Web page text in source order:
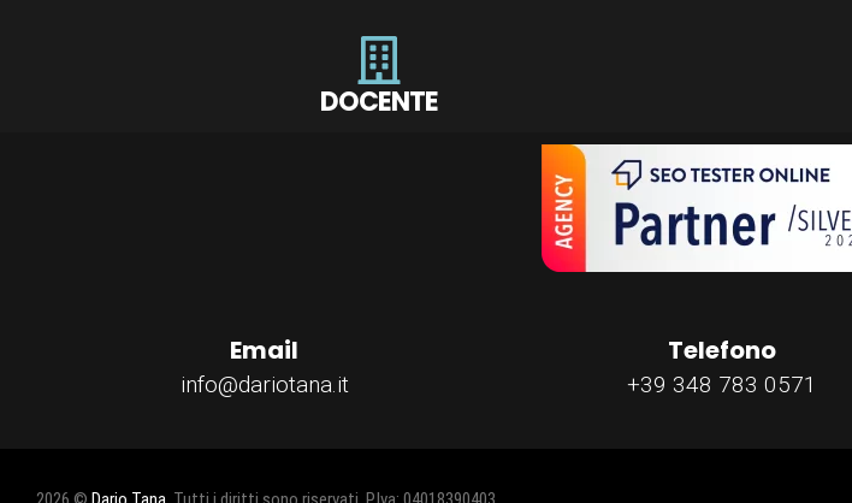
DOCENTE
Email
info@dariotana.it
Telefono
+39 348 783 0571